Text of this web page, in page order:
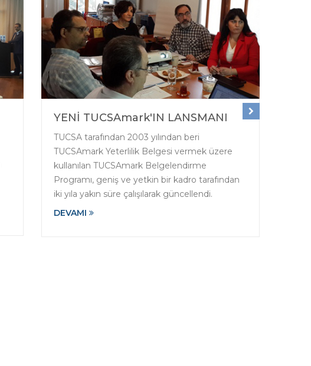
YENİ TUCSAmark'IN LANSMANI
TUCSA tarafından 2003 yılından beri
TUCSAmark Yeterlilik Belgesi vermek üzere
kullanılan TUCSAmark Belgelendirme
Programı, geniş ve yetkin bir kadro tarafından
iki yıla yakın süre çalışılarak güncellendi.
DEVAMI